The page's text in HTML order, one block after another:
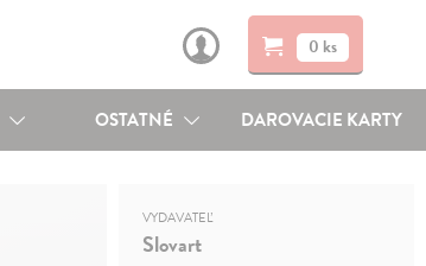
0 ks
OSTATNÉ DAROVACIE KARTY
VYDAVATEĽ
Slovart